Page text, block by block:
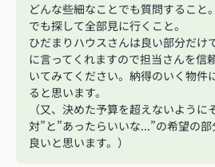
どんな些細なことでも質問すること
でも探して全部見に行くこと。
ひだまりハウスさんは良い部分だけ
に言ってくれますので担当さんを信
いてみてください。納得のいく物件
ると思います。
（又、決めた予算を超えないように
対”と”あったらいいな...”の希望の
良いと思います。）